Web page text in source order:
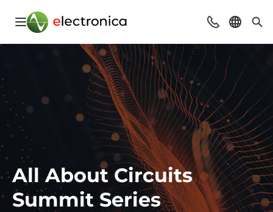
Navigation öffnen Beratung &
Sprache
All About Circuits
Summit Series